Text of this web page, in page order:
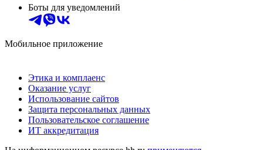
Боты для уведомлений
Мобильное приложение
Этика и комплаенс
Оказание услуг
Использование сайтов
Защита персональных данных
Пользовательское соглашение
ИТ аккредитация